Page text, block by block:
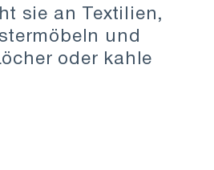
sie an Textilien,
und
oder kahle